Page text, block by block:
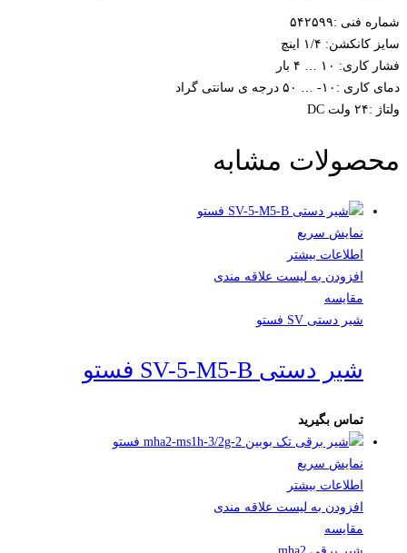
شماره فنی :۵۴۲۵۹۹
سایز کانکشن: ۱/۴ اینچ
فشار کاری: ۱۰ … ۴ بار
دمای کاری :۱۰- … ۵۰ درجه ی سانتی گراد
ولتاژ :۲۴ ولت DC
محصولات مشابه
نمایش سریع
اطلاعات بیشتر
افزودن به لیست علاقه مندی
مقایسه
شیر دستی SV فستو
شیر دستی SV-5-M5-B فستو
تماس بگیرید
نمایش سریع
اطلاعات بیشتر
افزودن به لیست علاقه مندی
مقایسه